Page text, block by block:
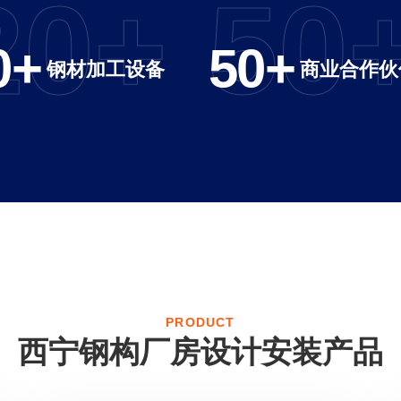
+
+ 钢材加工设备 50
50+ 商业合作
PRODUCT
西宁钢构厂房设计安装产品